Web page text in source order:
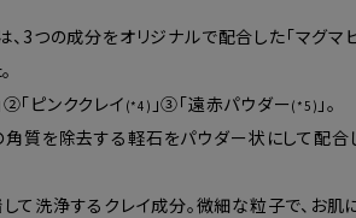
、3つの成分をオリジナルで配合した「マグマ
」②「ピンククレイ (*4) 」③「遠赤パウダー (*5) 」。
の角質を除去する軽石をパウダー状にして配
して洗浄するクレイ成分。微細な粒子で、お